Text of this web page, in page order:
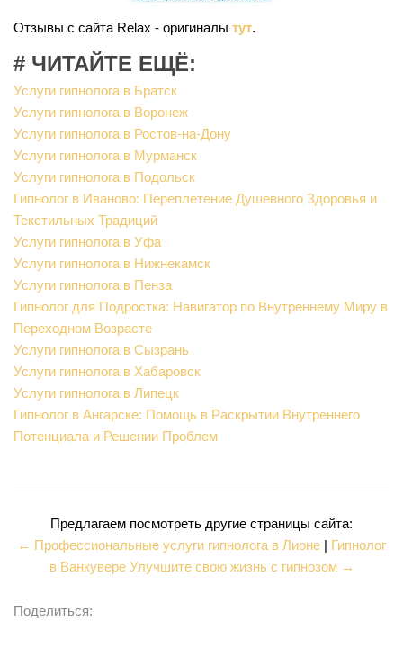
Отзывы с сайта Relax - оригиналы тут.
# ЧИТАЙТЕ ЕЩЁ:
Услуги гипнолога в Братск
Услуги гипнолога в Воронеж
Услуги гипнолога в Ростов-на-Дону
Услуги гипнолога в Мурманск
Услуги гипнолога в Подольск
Гипнолог в Иваново: Переплетение Душевного Здоровья и
Текстильных Традиций
Услуги гипнолога в Уфа
Услуги гипнолога в Нижнекамск
Услуги гипнолога в Пенза
Гипнолог для Подростка: Навигатор по Внутреннему Миру в
Переходном Возрасте
Услуги гипнолога в Сызрань
Услуги гипнолога в Хабаровск
Услуги гипнолога в Липецк
Гипнолог в Ангарске: Помощь в Раскрытии Внутреннего
Потенциала и Решении Проблем
Предлагаем посмотреть другие страницы сайта:
← Профессиональные услуги гипнолога в Лионе | Гипнолог
в Ванкувере Улучшите свою жизнь с гипнозом →
Поделиться: